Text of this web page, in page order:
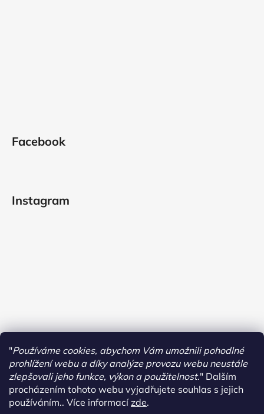
"Používáme cookies, abychom Vám umožnili pohodlné
prohlížení webu a díky analýze provozu webu neustále
zlepšovali jeho funkce, výkon a použitelnost." Dalším
procházením tohoto webu vyjadřujete souhlas s jejich
používáním.. Více informacízde.
Facebook
Instagram